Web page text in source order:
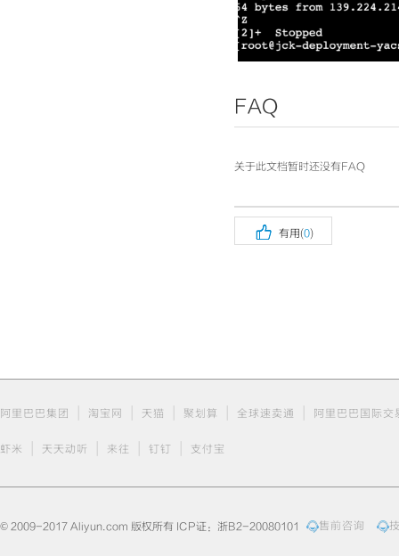
FAQ
关于此文档暂时还没有FAQ
 有用(0)
阿里巴巴集团 淘宝网 天猫 聚划算 全球速卖通 阿里巴巴国际交
虾米 天天动听 来往 钉钉 支付宝
© 2009-2017 Aliyun.com 版权所有 ICP证：浙B2-20080101 售前咨询